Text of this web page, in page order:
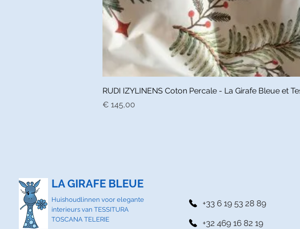
RUDI IZYLINENS Coton Percale - La Girafe Bleue et
Prijs
€ 145,00
LA GIRAFE BLEUE
Huishoudlinnen voor elegante
interieurs van TESSITURA
TOSCANA TELERIE
+33 6 19 53 28 89
+32 469 16 82 19